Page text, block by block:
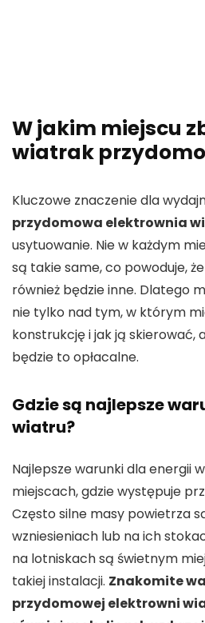
W jakim miejscu
wiatrak
Kluczowe znaczenie dla
przydomowa elektrownia
usytuowanie. Nie w każdym
są takie same, co powoduje,
również będzie inne. Dlatego
nie tylko nad tym, w którym
konstrukcję i jak ją skierować,
będzie to opłacalne.
Gdzie są najlepsze
wiatru?
Najlepsze warunki dla energii
miejscach, gdzie występuje
Często silne masy powietrza
wzniesieniach lub na ich
na lotniskach są świetnym
takiej instalacji. Znakomite
przydomowej elektrowni